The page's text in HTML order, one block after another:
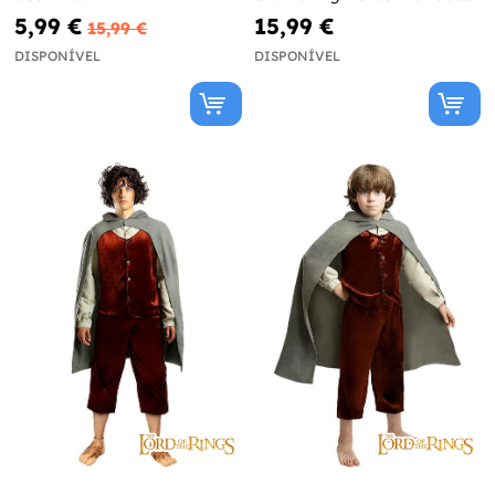
5,99 € 15,99 €
DISPONÍVEL
Anéis
15,99 €
DISPONÍVEL